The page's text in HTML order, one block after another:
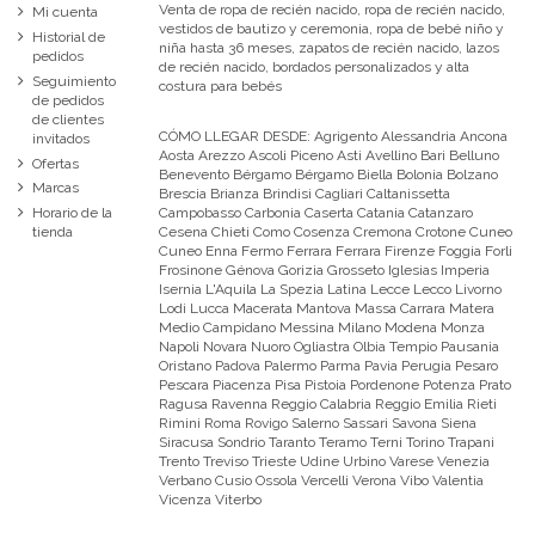
Mi cuenta
Historial de
pedidos
Seguimiento
de pedidos
de clientes
invitados
Ofertas
Marcas
Horario de la
tienda
Venta de ropa de recién nacido, ropa de recién nacido,
vestidos de bautizo y ceremonia, ropa de bebé niño y
niña hasta 36 meses, zapatos de recién nacido, lazos
de recién nacido, bordados personalizados y alta
costura para bebés
CÓMO LLEGAR DESDE: Agrigento Alessandria Ancona
Aosta Arezzo Ascoli Piceno Asti Avellino Bari Belluno
Benevento Bérgamo Bérgamo Biella Bolonia Bolzano
Brescia Brianza Brindisi Cagliari Caltanissetta
Campobasso Carbonia Caserta Catania Catanzaro
Cesena Chieti Como Cosenza Cremona Crotone Cuneo
Cuneo Enna Fermo Ferrara Ferrara Firenze Foggia Forli
Frosinone Génova Gorizia Grosseto Iglesias Imperia
Isernia L'Aquila La Spezia Latina Lecce Lecco Livorno
Lodi Lucca Macerata Mantova Massa Carrara Matera
Medio Campidano Messina Milano Modena Monza
Napoli Novara Nuoro Ogliastra Olbia Tempio Pausania
Oristano Padova Palermo Parma Pavia Perugia Pesaro
Pescara Piacenza Pisa Pistoia Pordenone Potenza Prato
Ragusa Ravenna Reggio Calabria Reggio Emilia Rieti
Rimini Roma Rovigo Salerno Sassari Savona Siena
Siracusa Sondrio Taranto Teramo Terni Torino Trapani
Trento Treviso Trieste Udine Urbino Varese Venezia
Verbano Cusio Ossola Vercelli Verona Vibo Valentia
Vicenza Viterbo